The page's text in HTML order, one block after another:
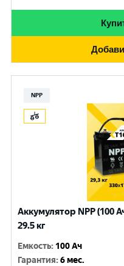
NPP
Аккумулятор NPP (100
29.5 кг
Емкость: 100 Ач
Гарантия:6 мес.